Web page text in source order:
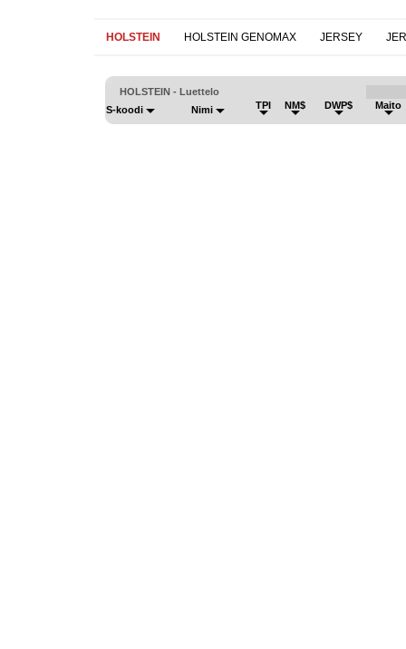
HOLSTEIN HOLSTEIN GENOMAX JERSEY
HOLSTEIN - Luettelo
S-koodi
Nimi TPI NM$ DWP$ Maito